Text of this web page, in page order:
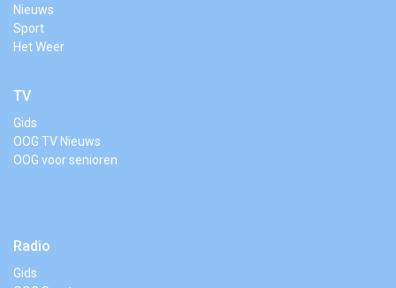
Nieuws
Sport
Het Weer
TV
Gids
OOG TV Nieuws
OOG voor senioren
Radio
Gids